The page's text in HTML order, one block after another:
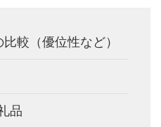
較（優位性など）
品